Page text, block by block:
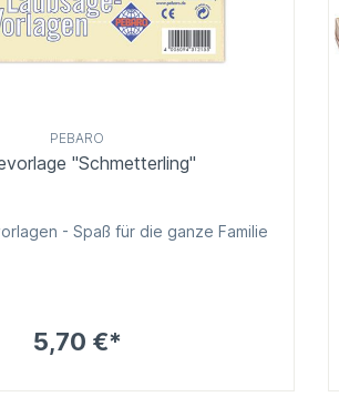
PEBARO
"Schmetterling"
- Spaß für die ganze Familie
5,70 €*